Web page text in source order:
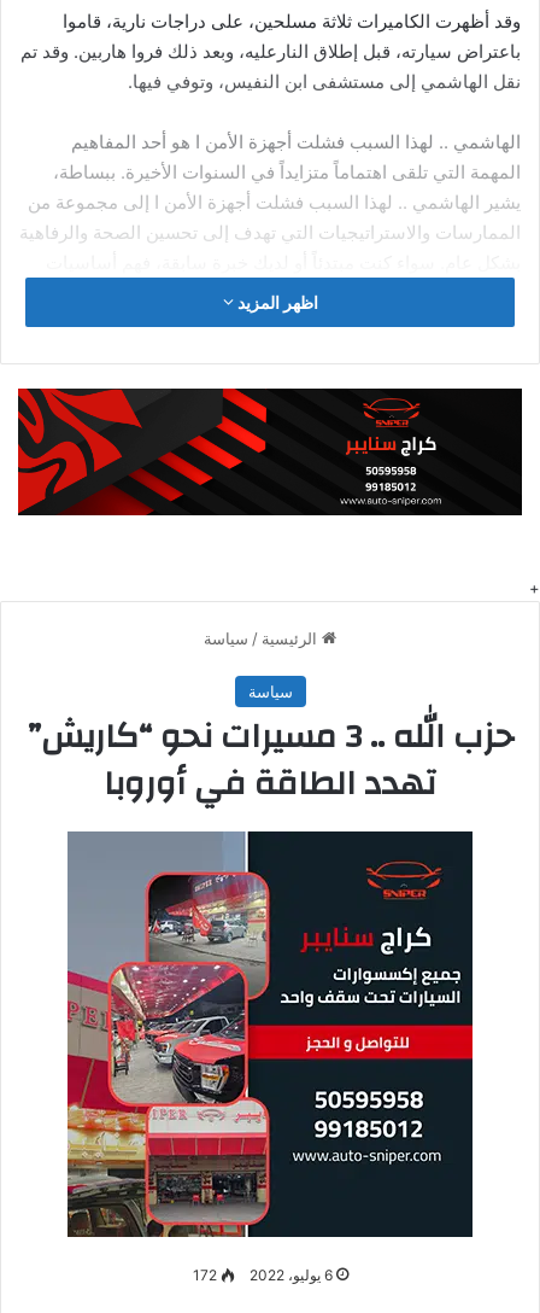
وقد أظهرت الكاميرات ثلاثة مسلحين، على دراجات نارية، قاموا
باعتراض سيارته، قبل إطلاق النارعليه، وبعد ذلك فروا هاربين. وقد تم
نقل الهاشمي إلى مستشفى ابن النفيس، وتوفي فيها.
الهاشمي .. لهذا السبب فشلت أجهزة الأمن ا هو أحد المفاهيم
المهمة التي تلقى اهتماماً متزايداً في السنوات الأخيرة. ببساطة،
يشير الهاشمي .. لهذا السبب فشلت أجهزة الأمن ا إلى مجموعة من
الممارسات والاستراتيجيات التي تهدف إلى تحسين الصحة والرفاهية
الهاشمي .. لهذا السبب فشلت أجهزة الأمن ا هو الخطوة الأولى
للاستفادة القصوى من فوائده المتعددة.
اغتيال الهاشمي …. تصريحات
مقتضبة
وقد اعترف أحمد حمداوي عويد معارج الكناني، وهو ضابط في وزارة
الداخلية، بتنفيذ عملية اغتيال الهاشمي. من خلال تصريحات له بثها
تلفزيون العراق الرسمي في 15 يوليو، 2021.
ولكن تصريحات الضابط كانت مقتضبة جدا، وغير كافية لإقناع الشعب
العراقي. أن الكناني هو من نفذ عملية القتل دون أن يتلقى الدعم،
اظهر المزيد